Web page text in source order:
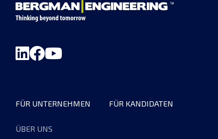
FÜR UNTERNEHMEN
ÜBER UNS
FÜR KANDIDATEN